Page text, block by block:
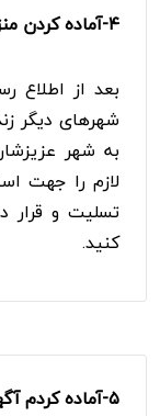
۴- آماده کردن
بعد از اطلاع
شهرهای دیگر
به شهر
لازم را جهت
تسلیت و قرار
کنید.
۵-آماده کردم آگهی ترحیم برای اطلاع رسانی